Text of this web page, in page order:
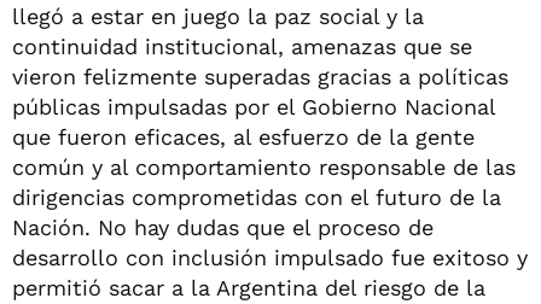
llegó a estar en juego la paz social y la
continuidad institucional, amenazas que se
vieron felizmente superadas gracias a políticas
públicas impulsadas por el Gobierno Nacional
que fueron eficaces, al esfuerzo de la gente
común y al comportamiento responsable de las
dirigencias comprometidas con el futuro de la
Nación. No hay dudas que el proceso de
desarrollo con inclusión impulsado fue exitoso y
permitió sacar a la Argentina del riesgo de la